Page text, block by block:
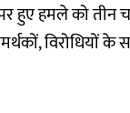
पर हुए हमले को
विरोधियों के